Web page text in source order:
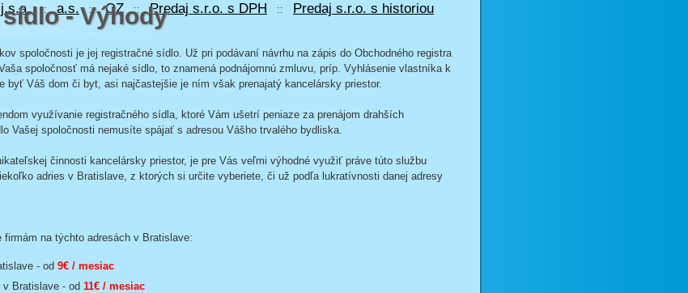
j.s.a.::a.s.::OZ ::Predaj s.r.o. s DPH :: Predaj s.r.o. s historiou
- Výhody
spoločnosti je jej registračné sídlo. Už pri podávaní návrhu na zápis do Obchodného registra
spoločnosť má nejaké sídlo, to znamená podnájomnú zmluvu, príp. Vyhlásenie vlastníka k
byť Váš dom či byt, asi najčastejšie je ním však prenajatý kancelársky priestor.
využívanie registračného sídla, ktoré Vám ušetrí peniaze za prenájom drahších
Vašej spoločnosti nemusíte spájať s adresou Vášho trvalého bydliska.
činnosti kancelársky priestor, je pre Vás veľmi výhodné využiť práve túto službu
adries v Bratislave, z ktorých si určite vyberiete, či už podľa lukratívnosti danej adresy
firmám na týchto adresách v Bratislave:
- od 9€ / mesiac
v Bratislave - od 11€ / mesiac